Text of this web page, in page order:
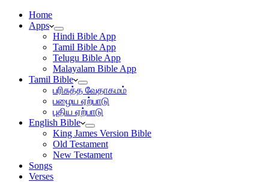
Home
Apps
Hindi Bible App
Tamil Bible App
Telugu Bible App
Malayalam Bible App
Tamil Bible
பரிசுத்த வேதாகமம்
பழைய ஏற்பாடு
புதிய ஏற்பாடு
English Bible
King James Version Bible
Old Testament
New Testament
Songs
Verses